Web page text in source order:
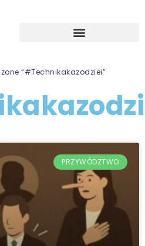
“#Technikakazodziei”
PRZYWÓDZTWO